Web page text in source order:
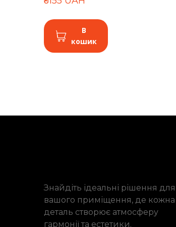
В
кошик
Знайдіть ідеальні рішення для
вашого приміщення, де кожна
деталь створює атмосферу
гармонії та естетики.